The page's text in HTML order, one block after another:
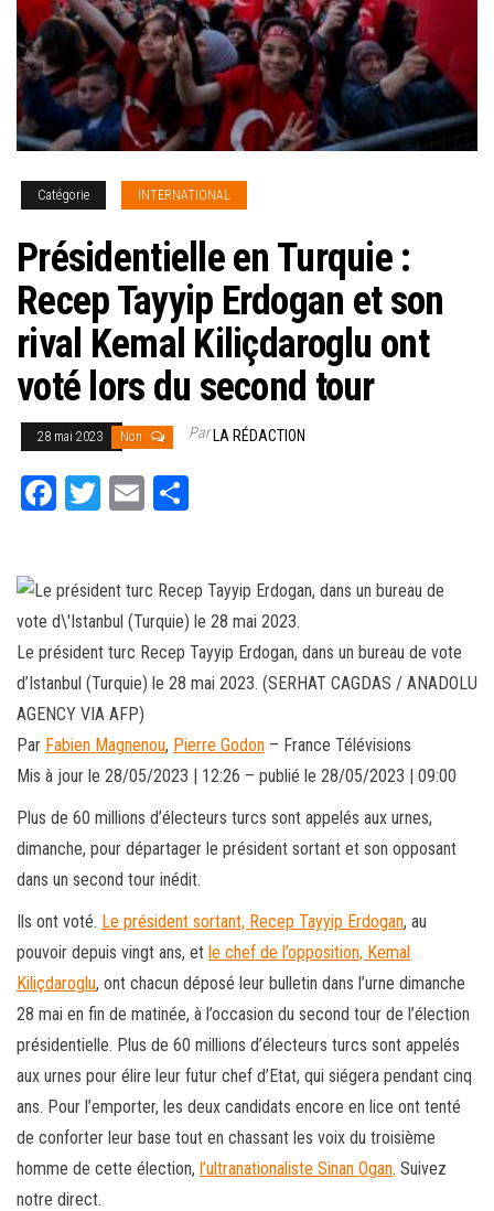
Catégorie INTERNATIONAL
Présidentielle en Turquie :
Recep Tayyip Erdogan et son
rival Kemal Kiliçdaroglu ont
voté lors du second tour
28 mai 2023 Non ParLA RÉDACTION
Fa
ok
T
er
E
er
Le président turc Recep Tayyip Erdogan, dans un bureau de vote
d’Istanbul (Turquie) le 28 mai 2023. (SERHAT CAGDAS / ANADOLU
AGENCY VIA AFP)
Par Fabien Magnenou, Pierre Godon – France Télévisions
Mis à jour le 28/05/2023 | 12:26 – publié le 28/05/2023 | 09:00
Plus de 60 millions d’électeurs turcs sont appelés aux urnes,
dimanche, pour départager le président sortant et son opposant
dans un second tour inédit.
Ils ont voté. Le président sortant, Recep Tayyip Erdogan, au
pouvoir depuis vingt ans, et le chef de l’opposition, Kemal
Kiliçdaroglu, ont chacun déposé leur bulletin dans l’urne dimanche
28 mai en fin de matinée, à l’occasion du second tour de l’élection
présidentielle. Plus de 60 millions d’électeurs turcs sont appelés
aux urnes pour élire leur futur chef d’Etat, qui siégera pendant cinq
ans. Pour l’emporter, les deux candidats encore en lice ont tenté
de conforter leur base tout en chassant les voix du troisième
homme de cette élection, l’ultranationaliste Sinan Ogan. Suivez
notre direct.